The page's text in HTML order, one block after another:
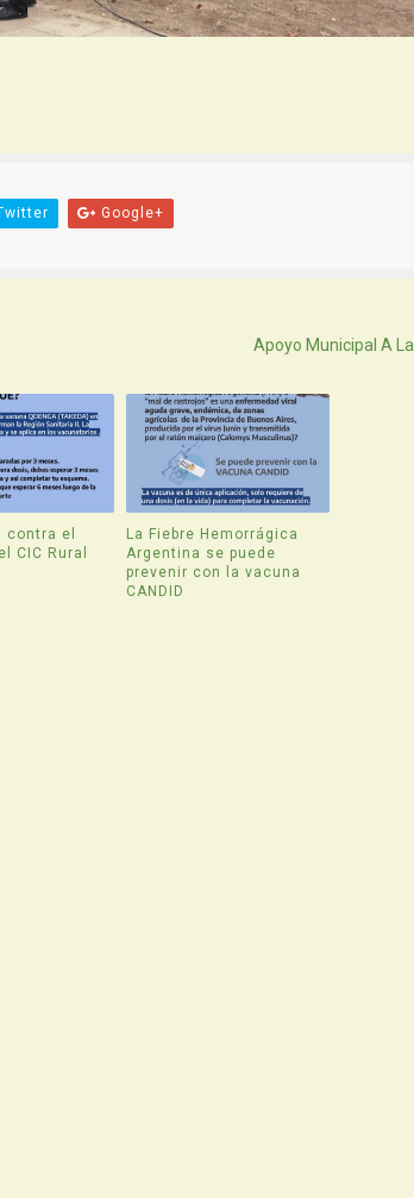
Google+
Apoyo Municipal A
contra el
CIC Rural
La Fiebre Hemorrágica
Argentina se puede
prevenir con la vacuna
CANDID